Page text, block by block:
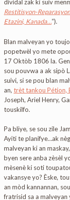
dividal zak ki suiv
Restitisyon-
Etazini, Kanada…“).
Blan malveyan yo
popetwèl yo mete
17 Oktòb 1806 la.
sou pouvwa a ak sipò
suivi, si se pou blan
an, trèt tankou Pétion,
Joseph, Ariel Henry,
touskilfo.
Pa bliye, se sou zile
Ayiti te planifye…ak
malveyan ki an
byen sere anba zèsèl
mèsenè ki soti
vakansye yo? Èske,
an mòd kannannan,
fratrisid sa a